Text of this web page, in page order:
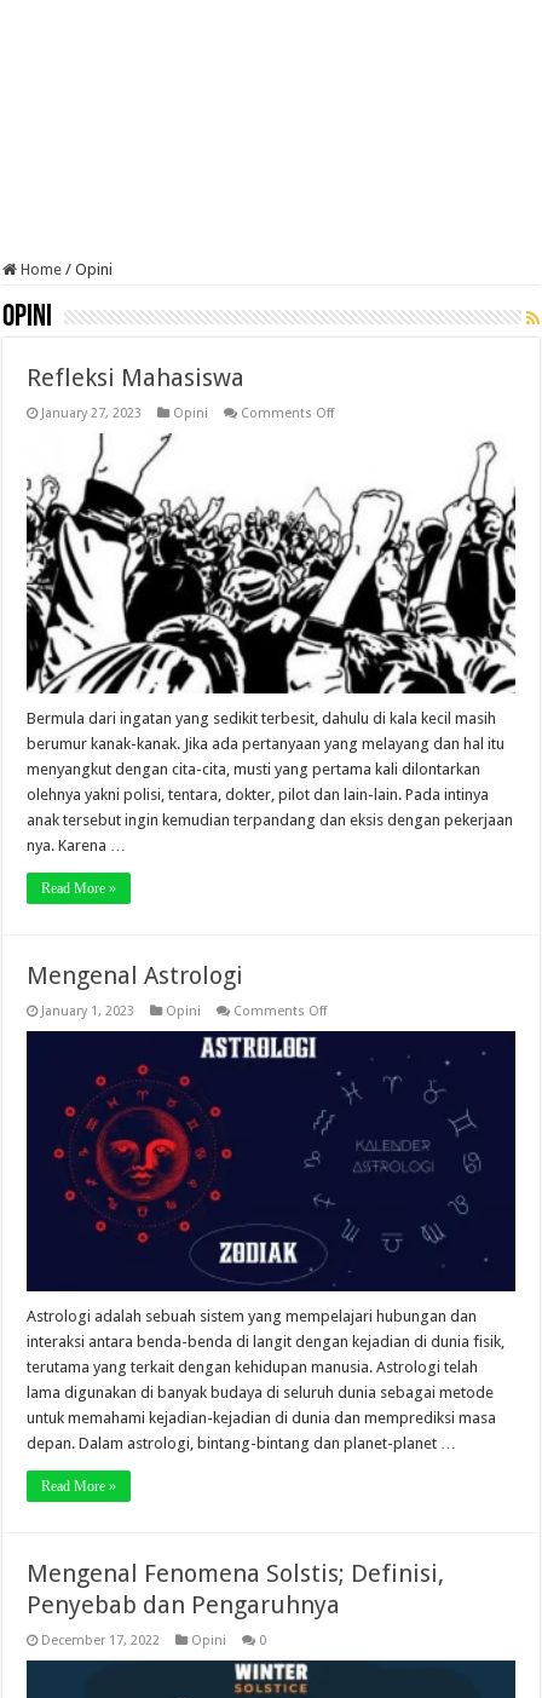
Home / Opini
Opini
Refleksi Mahasiswa
January 27, 2023 Opini Comments Offon
Bermula dari ingatan yang sedikit terbesit, dahulu di kala kecil masih
berumur kanak-kanak. Jika ada pertanyaan yang melayang dan hal itu
menyangkut dengan cita-cita, musti yang pertama kali dilontarkan
olehnya yakni polisi, tentara, dokter, pilot dan lain-lain. Pada intinya
anak tersebut ingin kemudian terpandang dan eksis dengan pekerjaan
nya. Karena …
Read More »
Mengenal Astrologi
January 1, 2023 Opini Comments Offon
Astrologi adalah sebuah sistem yang mempelajari hubungan dan
interaksi antara benda-benda di langit dengan kejadian di dunia fisik,
terutama yang terkait dengan kehidupan manusia. Astrologi telah
lama digunakan di banyak budaya di seluruh dunia sebagai metode
untuk memahami kejadian-kejadian di dunia dan memprediksi masa
depan. Dalam astrologi, bintang-bintang dan planet-planet …
Read More »
Mengenal Fenomena Solstis; Definisi,
Penyebab dan Pengaruhnya
December 17, 2022 Opini 0